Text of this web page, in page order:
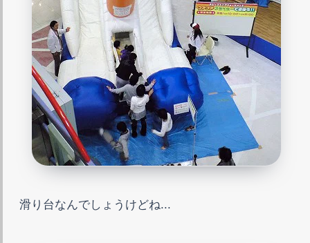
滑り台なんでしょうけどね...